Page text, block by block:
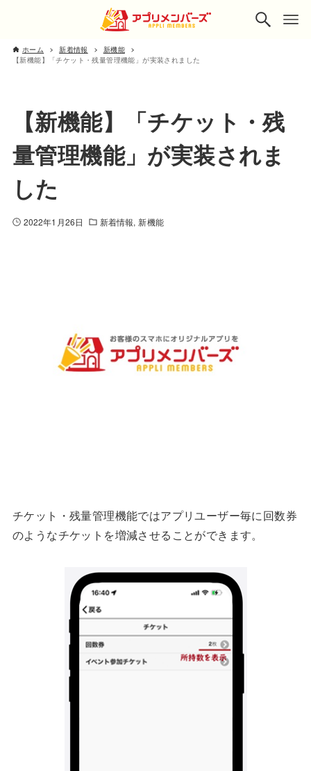
ホーム 新着情報
新機能
【新機能】「チケット・残量管理機能」が実装されました
【新機能】「チケット・残
量管理機能」が実装されま
した
2022年1月26日 新着情報 新機能
チケット・残量管理機能ではアプリユーザー毎に回数券
のようなチケットを増減させることができます。